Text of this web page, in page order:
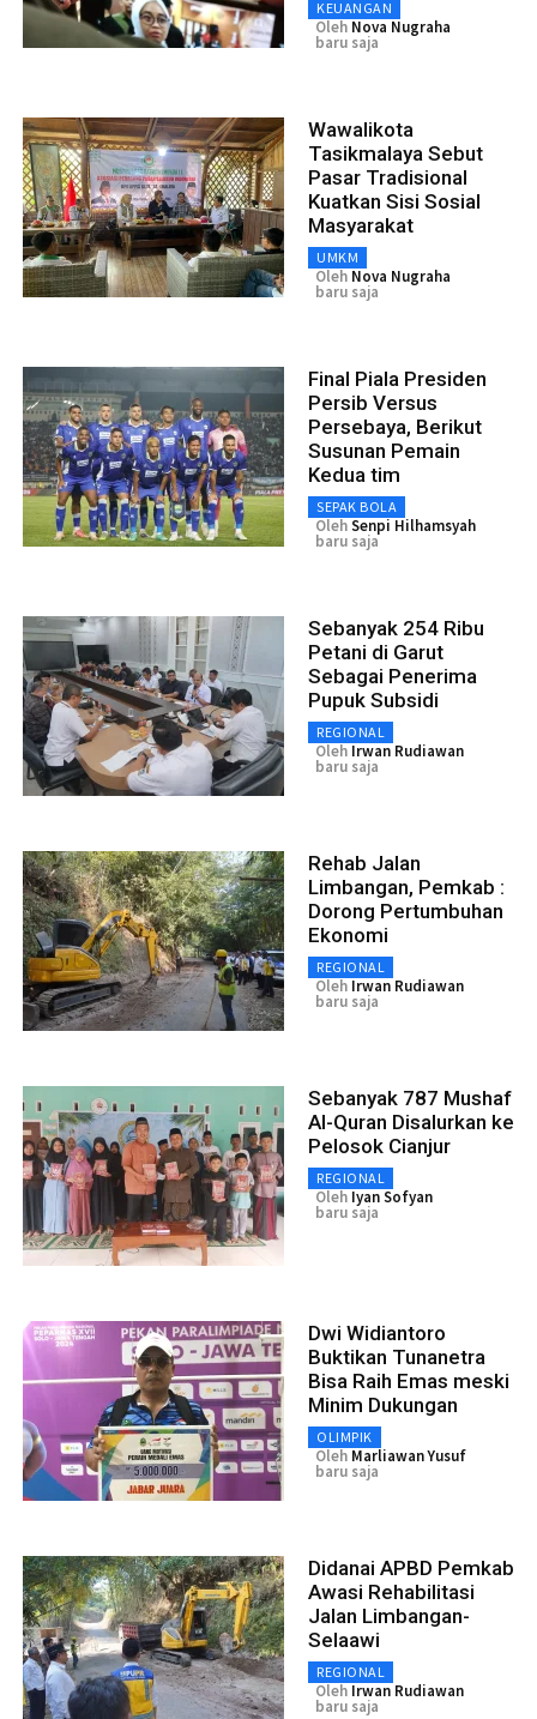
KEUANGAN
Oleh Nova Nugraha
baru saja
Wawalikota
Tasikmalaya Sebut
Pasar Tradisional
Kuatkan Sisi Sosial
Masyarakat
UMKM
Oleh Nova Nugraha
baru saja
Final Piala Presiden
Persib Versus
Persebaya, Berikut
Susunan Pemain
Kedua tim
SEPAK BOLA
OlehSenpi Hilhamsyah
baru saja
Sebanyak 254 Ribu
Petani di Garut
Sebagai Penerima
Pupuk Subsidi
REGIONAL
Oleh Irwan Rudiawan
baru saja
Rehab Jalan
Limbangan, Pemkab :
Dorong Pertumbuhan
Ekonomi
REGIONAL
Oleh Irwan Rudiawan
baru saja
Sebanyak 787 Mushaf
Al-Quran Disalurkan ke
Pelosok Cianjur
REGIONAL
Oleh Iyan Sofyan
baru saja
Dwi Widiantoro
Buktikan Tunanetra
Bisa Raih Emas meski
Minim Dukungan
OLIMPIK
Oleh Marliawan Yusuf
baru saja
Didanai APBD Pemkab
Awasi Rehabilitasi
Jalan Limbangan-
Selaawi
REGIONAL
Oleh Irwan Rudiawan
baru saja